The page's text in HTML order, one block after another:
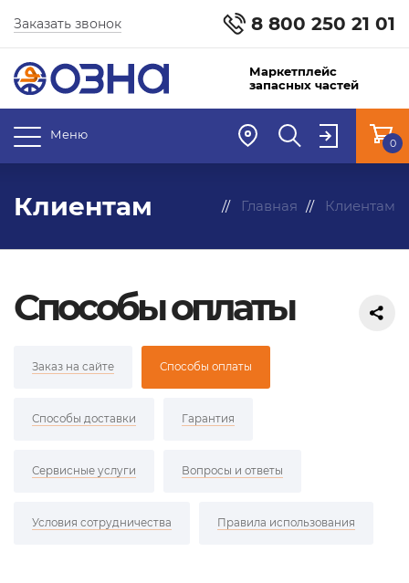
8 800 250 21 01
Заказать звонок
Маркетплейс
запасных частей
Меню
0
Клиентам Главная Клиентам
Способы оплаты
Заказ на сайте Способы оплаты
Способы доставки Гарантия
Сервисные услуги Вопросы и ответы
Условия сотрудничества Правила использования